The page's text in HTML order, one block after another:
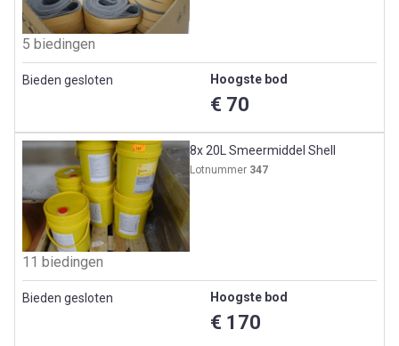
5 biedingen
Bieden gesloten Hoogste bod
€ 70
8x 20L Smeermiddel Shell
Lotnummer 347
11 biedingen
Bieden gesloten Hoogste bod
€ 170